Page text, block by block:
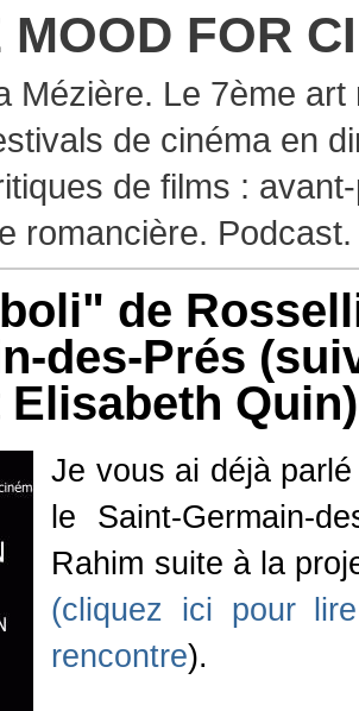
MOOD FOR
Mézière. Le 7ème
de cinéma en
de films :
romancière. Podcast.
de
des-Prés
Elisabeth Quin)
Je vous ai déjà
le Saint-Germain-
Rahim suite à la
(cliquez ici pour
rencontre).